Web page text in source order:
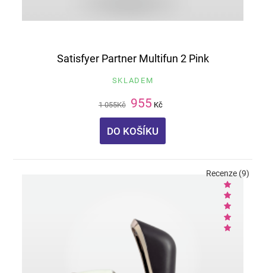
Satisfyer Partner Multifun 2 Pink
SKLADEM
1 055Kč 955 Kč
DO KOŠÍKU
Recenze (9)